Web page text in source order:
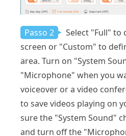
Passo 2
Select "Full" to
screen or "Custom" to
area. Turn on "System
"Microphone" when you
voiceover or a video
to save videos playing on
sure the "System Sound"
and turn off the